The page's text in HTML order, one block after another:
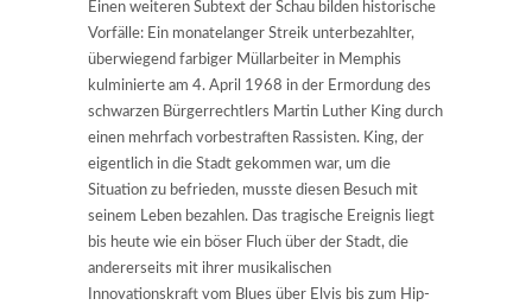
Einen weiteren Subtext der Schau bilden historische
Vorfälle: Ein monatelanger Streik unterbezahlter,
überwiegend farbiger Müllarbeiter in Memphis
kulminierte am 4. April 1968 in der Ermordung des
schwarzen Bürgerrechtlers Martin Luther King durch
einen mehrfach vorbestraften Rassisten. King, der
eigentlich in die Stadt gekommen war, um die
Situation zu befrieden, musste diesen Besuch mit
seinem Leben bezahlen. Das tragische Ereignis liegt
bis heute wie ein böser Fluch über der Stadt, die
andererseits mit ihrer musikalischen
Innovationskraft vom Blues über Elvis bis zum Hip-